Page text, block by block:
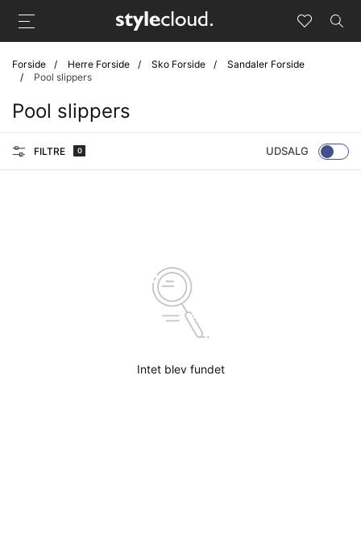
Forside Herre Forside Sko Forside
Sandaler Forside
Pool slippers
Pool slippers
FILTRE 0 UDSALG
Intet blev fundet